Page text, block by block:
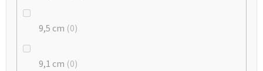
9,5 cm 0
9,1 cm 0